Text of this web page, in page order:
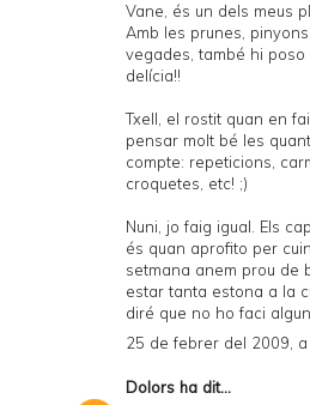
Vane, és un dels meus
Amb les prunes,
vegades, també hi poso
delícia!!
Txell, el rostit quan en
pensar molt bé les
compte: repeticions,
croquetes, etc! ;)
Nuni, jo faig igual. Els
és quan aprofito per
setmana anem prou de
estar tanta estona a la
diré que no ho faci
25 de febrer del 2009,
Dolors ha dit...